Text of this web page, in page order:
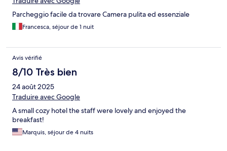
Parcheggio facile da trovare Camera pulita ed essenziale
Francesca, séjour de 1 nuit
Avis vérifié
8/10 Très bien
24 août 2025
Traduire avec Google
A small cozy hotel the staff were lovely and enjoyed the
breakfast!
Marquis, séjour de 4 nuits